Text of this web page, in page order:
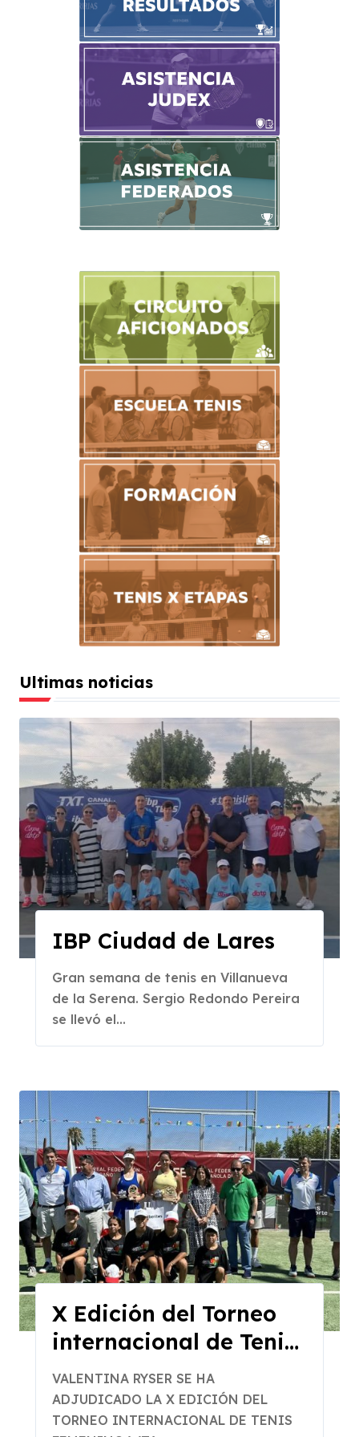
Ultimas noticias
IBP Ciudad de Lares
Gran semana de tenis en Villanueva
de la Serena. Sergio Redondo Pereira
se llevó el...
X Edición del Torneo
internacional de Tenis
Femenino WTA
“Ciudad de Don
Benito”
VALENTINA RYSER SE HA
ADJUDICADO LA X EDICIÓN DEL
TORNEO INTERNACIONAL DE TENIS